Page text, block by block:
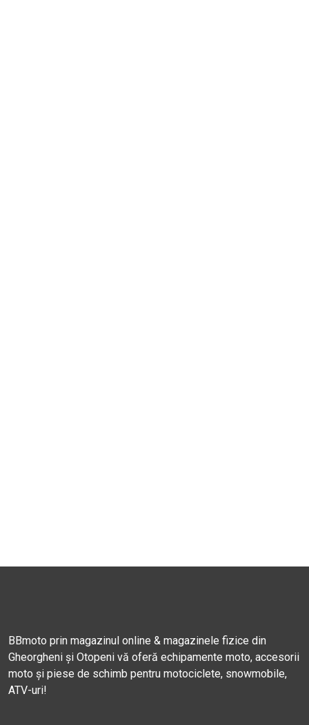
BBmoto prin magazinul online & magazinele fizice din
Gheorgheni și Otopeni vă oferă echipamente moto, accesorii
moto și piese de schimb pentru motociclete, snowmobile,
ATV-uri!